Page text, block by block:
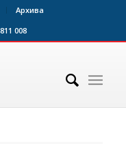
Архива
008